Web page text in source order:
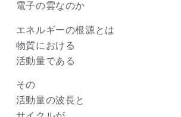
電子の雲なのか
エネルギーの根源とは
物質における
活動量である
その
活動量の波長と